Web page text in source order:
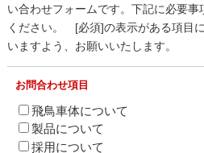
い合わせフォームです。下記に必要
ください。 [必須]の表示がある項目
いますよう、お願いいたします。
お問合わせ項目
飛鳥車体について
製品について
採用について